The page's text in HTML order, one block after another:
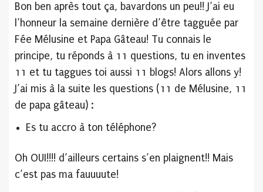
Bon ben après tout ça, bavardons un peu!! J’ai eu
l’honneur la semaine dernière d’être tagguée par
Fée Mélusine et Papa Gâteau! Tu connais le
principe, tu réponds à 11 questions, tu en inventes
11 et tu taggues toi aussi 11 blogs! Alors allons y!
J’ai mis à la suite les questions (11 de Mélusine, 11
de papa gâteau) :
Es tu accro à ton téléphone?
Oh OUI!!!! d’ailleurs certains s’en plaignent!! Mais
c’est pas ma fauuuute!